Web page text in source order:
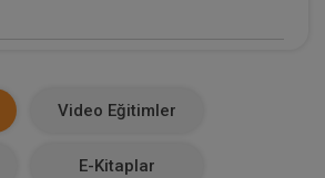
Video Eğitimler
E-Kitaplar